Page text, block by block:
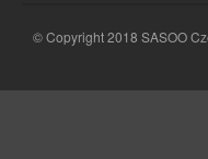
© Copyright 2018 SASOO